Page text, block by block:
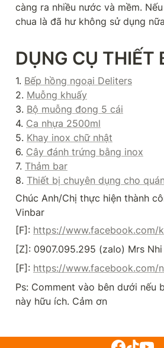
càng ra nhiều nước và mềm.
chua là đã hư không sử dụng
DỤNG CỤ THIẾT
1. Bếp hồng ngoại Deliters
2. Muỗng khuấy
3. Bộ muỗng đong 5 cái
4. Ca nhựa 2500ml
5. Khay inox chữ nhật
6. Cây đánh trứng bằng inox
7. Thảm bar
8. Thiết bị chuyên dụng cho
Chúc Anh/Chị thực hiện thành
Vinbar
[F]: https://www.facebook.com/
[Z]: 0907.095.295 (zalo) Mrs
[F]: https://www.facebook.com/
Ps: Comment vào bên dưới nếu
này hữu ích. Cảm ơn